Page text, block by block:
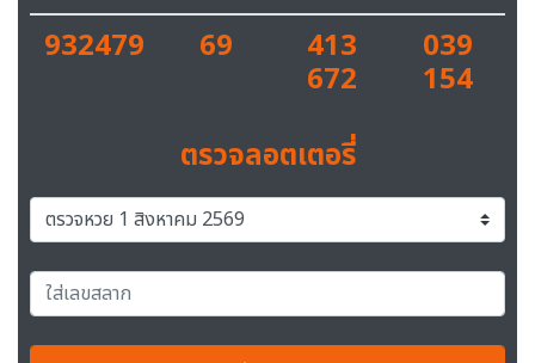
932479 69 413
672
039
154
ตรวจลอตเตอรี่